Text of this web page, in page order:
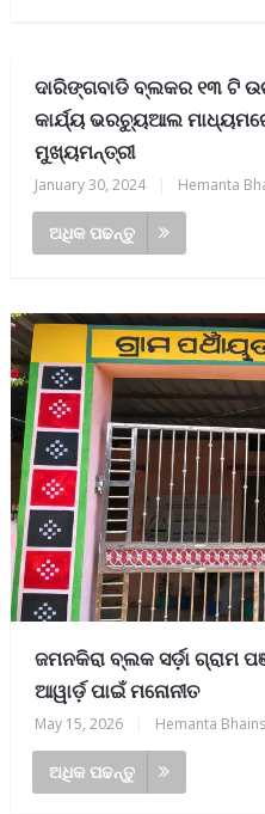
ଦାରିଙ୍ଗବାଡି ବ୍ଲକର ୧୩ ଟି
କାର୍ଯ୍ୟ ଭରଚ୍ୟୁଆଲ
ମୁଖ୍ୟମନ୍ତ୍ରୀ
January 30, 2024 Hemanta
ଅଧିକ ପଢନ୍ତୁ
ଜମନକିରା ବ୍ଲକ ସର୍ଡ଼ା ଗ୍ରାମ
ଆୱାର୍ଡ଼ ପାଇଁ ମନୋନୀତ
May 15, 2026 Hemanta
ଅଧିକ ପଢନ୍ତୁ